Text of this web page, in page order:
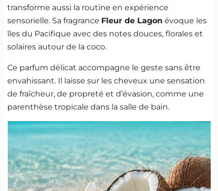
transforme aussi la routine en expérience
sensorielle. Sa fragrance Fleur de Lagon évoque les
îles du Pacifique avec des notes douces, florales et
solaires autour de la coco.
Ce parfum délicat accompagne le geste sans être
envahissant. Il laisse sur les cheveux une sensation
de fraîcheur, de propreté et d’évasion, comme une
parenthèse tropicale dans la salle de bain.